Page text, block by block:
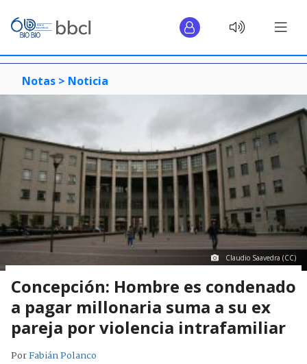
Notas > Noticia
Claudio Saavedra (CC)
Concepción: Hombre es condenado
a pagar millonaria suma a su ex
pareja por violencia intrafamiliar
PorFabián Polanco